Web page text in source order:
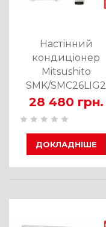
Настінний
кондиціонер
Mitsushito
SMK/SMC26LIG2
28 480 грн.
ДОКЛАДНІШЕ